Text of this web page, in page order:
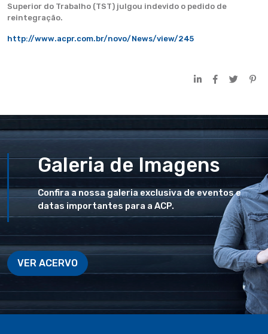
Superior do Trabalho (TST) julgou indevido o pedido de
reintegração.
http://www.acpr.com.br/novo/News/view/245
Galeria de Imagens
Confira a nossa galeria exclusiva de eventos e
datas importantes para a ACP.
VER ACERVO